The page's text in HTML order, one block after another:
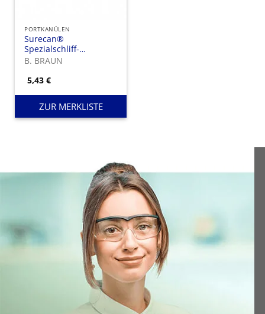
PORTKANÜLEN
Surecan®
Spezialschliff-
Portkanüle gerade
B. BRAUN
5,43€
ZUR MERKLISTE